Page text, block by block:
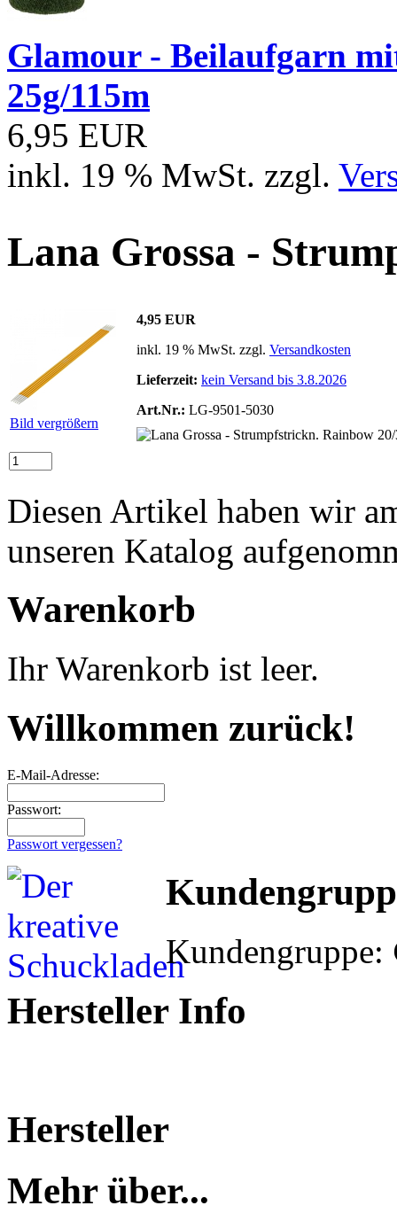
Glamour - Beilaufgarn
25g/115m
6,95 EUR
inkl. 19 % MwSt. zzgl.
Lana Grossa -
Bild vergrößern
4,95 EUR
inkl. 19 % MwSt. zzgl. Versandkosten
Lieferzeit: kein Versand bis 3.8.2026
Art.Nr.: LG-9501-5030
Diesen Artikel haben wir
unseren Katalog
Warenkorb
Ihr Warenkorb ist leer.
Willkommen zurück!
E-Mail-Adresse:
Passwort:
Passwort vergessen?
Kundengruppe:
Hersteller Info
Hersteller
Mehr über...